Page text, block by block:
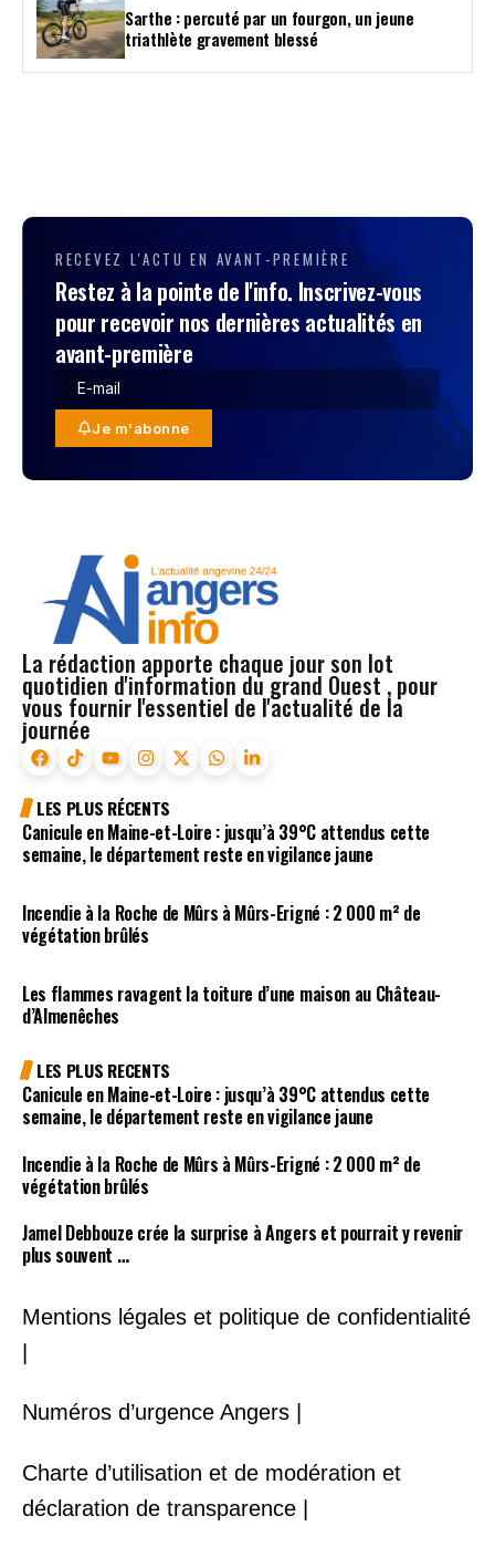
Sarthe : percuté par un fourgon, un jeune
triathlète gravement blessé
RECEVEZ L'ACTU EN AVANT-PREMIÈRE
Restez à la pointe de l'info. Inscrivez-vous
pour recevoir nos dernières actualités en
avant-première
Je m'abonne
La rédaction apporte chaque jour son lot
quotidien d'information du grand Ouest , pour
vous fournir l'essentiel de l'actualité de la
journée
LES PLUS RÉCENTS
Canicule en Maine-et-Loire : jusqu’à 39°C attendus cette
semaine, le département reste en vigilance jaune
Incendie à la Roche de Mûrs à Mûrs-Erigné : 2 000 m² de
végétation brûlés
Les flammes ravagent la toiture d’une maison au Château-
d’Almenêches
LES PLUS RECENTS
Canicule en Maine-et-Loire : jusqu’à 39°C attendus cette
semaine, le département reste en vigilance jaune
Incendie à la Roche de Mûrs à Mûrs-Erigné : 2 000 m² de
végétation brûlés
Jamel Debbouze crée la surprise à Angers et pourrait y revenir
plus souvent …
Mentions légales et politique de confidentialité
Numéros d’urgence Angers |
Charte d’utilisation et de modération et
déclaration de transparence |